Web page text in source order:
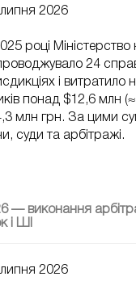
2026
році Міністерство
24
і витратило
понад $12,6 млн
млн грн. За цими
суди та арбітражі.
— виконання
і ШІ
2026